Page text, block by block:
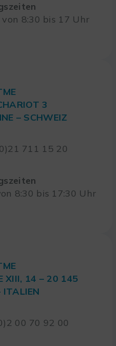
8:30 bis 17 Uhr
3
– SCHWEIZ
711 15 20
8:30 bis 17:30 Uhr
XIII, 14 – 20 145
ITALIEN
00 70 92 00